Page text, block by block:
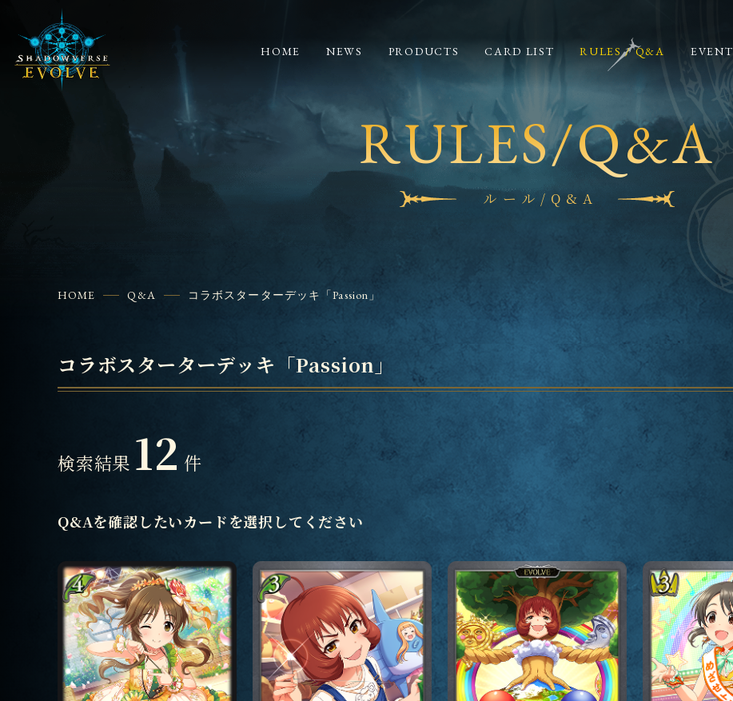
HOME NEWS PRODUCTS CARD LIST RULES / Q&A EVENT
RULES/Q&A
ルール/Q&A
HOME Q&A コラボスターターデッキ「Passion」
コラボスターターデッキ「Passion」
検索結果 12 件
Q&Aを確認したいカードを選択してください